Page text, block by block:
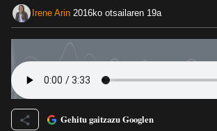
Irene Arin 2016ko otsailaren 19a
Gehitu gaitzazu Googlen